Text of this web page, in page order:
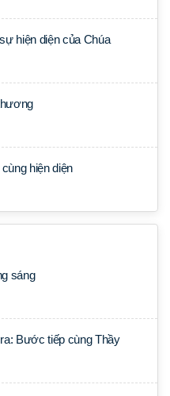
hiện diện của Chúa
hiện diện
sáng
Bước tiếp cùng Thầy